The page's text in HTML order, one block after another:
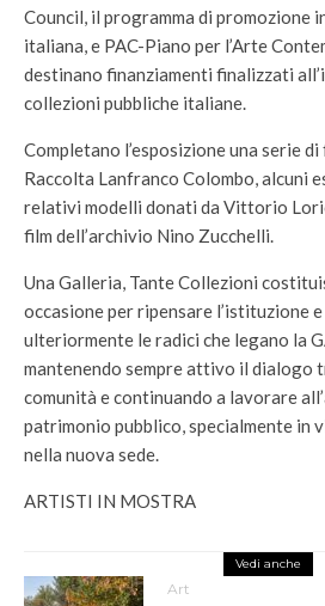
Council, il programma di promozione
italiana, e PAC-Piano per l’Arte
destinano finanziamenti finalizzati
collezioni pubbliche italiane.
Completano l’esposizione una serie
Raccolta Lanfranco Colombo, alcuni
relativi modelli donati da Vittorio
film dell’archivio Nino Zucchelli.
Una Galleria, Tante Collezioni
occasione per ripensare l’istituzione
ulteriormente le radici che legano la
mantenendo sempre attivo il dialogo
comunità e continuando a lavorare
patrimonio pubblico, specialmente in
nella nuova sede.
ARTISTI IN MOSTRA
Vedi anche
Art